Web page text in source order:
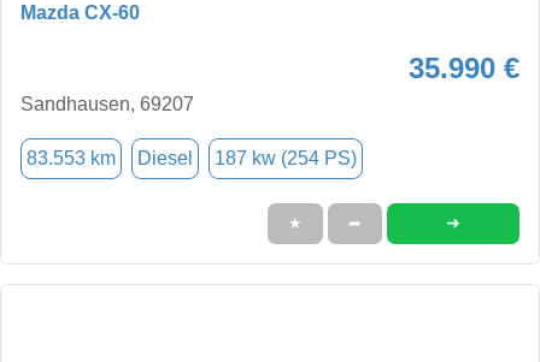
Mazda CX-60
35.990 €
Sandhausen, 69207
83.553 km Diesel 187 kw (254 PS)
★ ➦ ➜